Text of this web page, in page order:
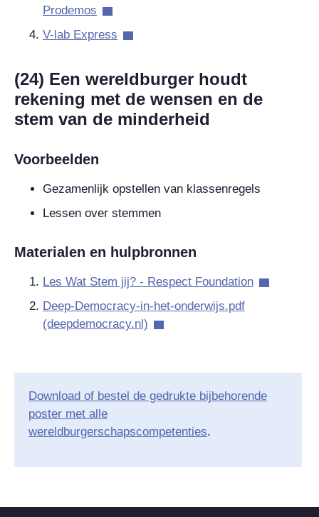
Prodemos
V-lab Express
(24) Een wereldburger houdt
rekening met de wensen en de
stem van de minderheid
Voorbeelden
Gezamenlijk opstellen van klassenregels
Lessen over stemmen
Materialen en hulpbronnen
Les Wat Stem jij? - Respect Foundation
Deep-Democracy-in-het-onderwijs.pdf
(deepdemocracy.nl)
Download of bestel de gedrukte bijbehorende
poster met alle
wereldburgerschapscompetenties.